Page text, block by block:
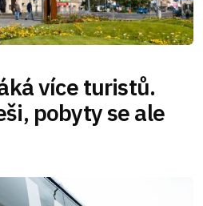
více turistů.
pobyty se ale